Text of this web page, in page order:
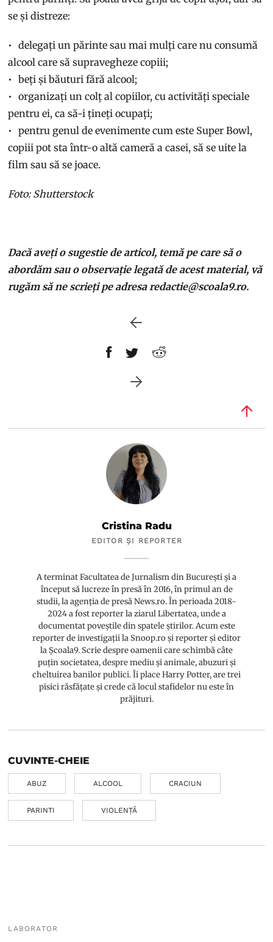
se și distreze:
delegați un părinte sau mai mulți care nu consumă
alcool care să supravegheze copiii;
beți și băuturi fără alcool;
organizați un colț al copiilor, cu activități speciale
pentru ei, ca să-i țineți ocupați;
pentru genul de evenimente cum este Super Bowl,
copiii pot sta într-o altă cameră a casei, să se uite la
film sau să se joace.
Foto: Shutterstock
Dacă aveți o sugestie de articol, temă pe care să o
abordăm sau o observație legată de acest material, vă
rugăm să ne scrieți pe adresa redactie@scoala9.ro.
Cristina Radu
EDITOR ȘI REPORTER
A terminat Facultatea de Jurnalism din București și a
început să lucreze în presă în 2016, în primul an de
studii, la agenția de presă News.ro. În perioada 2018-
2024 a fost reporter la ziarul Libertatea, unde a
documentat poveștile din spatele știrilor. Acum este
reporter de investigații la Snoop.ro și reporter și editor
la Școala9. Scrie despre oamenii care schimbă câte
puțin societatea, despre mediu și animale, abuzuri și
cheltuirea banilor publici. Îi place Harry Potter, are trei
pisici răsfățate și crede că locul stafidelor nu este în
prăjituri.
CUVINTE-CHEIE
ABUZ ALCOOL CRACIUN
PARINTI VIOLENȚĂ
LABORATOR